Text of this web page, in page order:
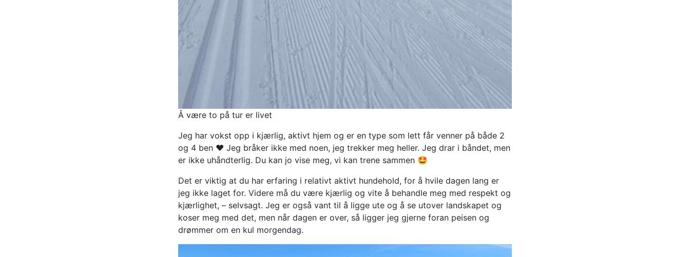
Å være to på tur er livet
Jeg har vokst opp i kjærlig, aktivt hjem og er en type som lett får venner på både 2
og 4 ben ❤️ Jeg bråker ikke med noen, jeg trekker meg heller. Jeg drar i båndet, men
er ikke uhåndterlig. Du kan jo vise meg, vi kan trene sammen 🤩
Det er viktig at du har erfaring i relativt aktivt hundehold, for å hvile dagen lang er
jeg ikke laget for. Videre må du være kjærlig og vite å behandle meg med respekt og
kjærlighet, – selvsagt. Jeg er også vant til å ligge ute og å se utover landskapet og
koser meg med det, men når dagen er over, så ligger jeg gjerne foran peisen og
drømmer om en kul morgendag.